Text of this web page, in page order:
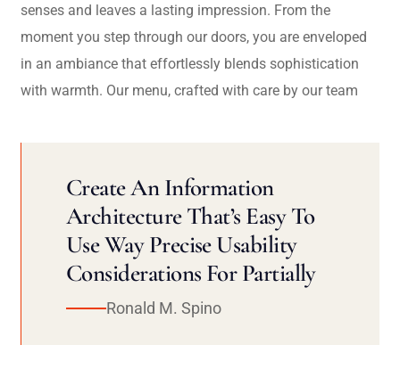
senses and leaves a lasting impression. From the
moment you step through our doors, you are enveloped
in an ambiance that effortlessly blends sophistication
with warmth. Our menu, crafted with care by our team
Create An Information
Architecture That’s Easy To
Use Way Precise Usability
Considerations For Partially
Ronald M. Spino